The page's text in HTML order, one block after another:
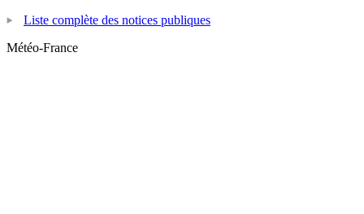
Liste complète des notices publiques
Météo-France